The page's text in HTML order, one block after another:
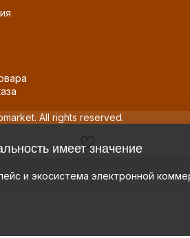
All rights reserved.
имеет значение
и экосистема электронной